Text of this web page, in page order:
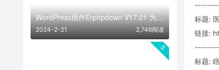
标题:
链接:
标题:
WordPress插件Erphpdown V17.01 为网站添加付费下载功能
2024-2-21 2,746阅读
5